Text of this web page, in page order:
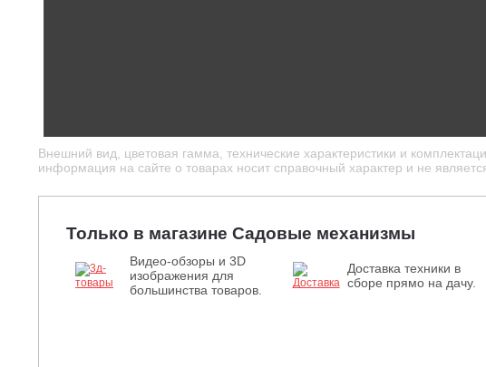
Внешний вид, цветовая гамма, технические характеристики и
информация на сайте о товарах носит справочный характер и не
Только в магазине Садовые механизмы
Видео-обзоры и 3D
изображения для
большинства товаров.
Доставка техники в
сборе прямо на дачу.